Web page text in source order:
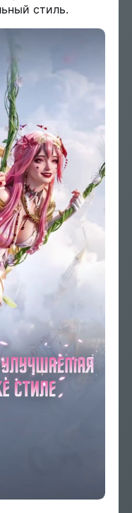
стиль.